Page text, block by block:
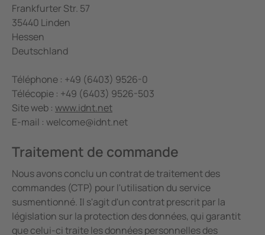
Frankfurter Str. 57
35440 Linden
Hessen
Deutschland
Téléphone : +49 (6403) 9526-0
Télécopie : +49 (6403) 9526-503
Site web : www.idnt.net
E-mail : welcome@idnt.net
Traitement de commande
Nous avons conclu un contrat de traitement des
commandes (CTP) pour l'utilisation du service
susmentionné. Il s'agit d'un contrat prescrit par la
législation sur la protection des données, qui garantit
que celui-ci traite les données personnelles des